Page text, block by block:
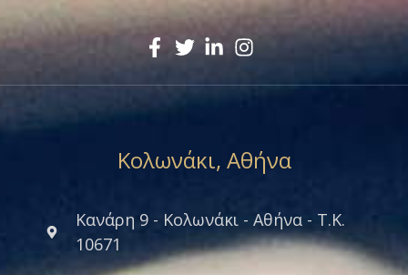
Κολωνάκι, Αθήνα
Κανάρη 9 - Κολωνάκι - Αθήνα - Τ.Κ.
10671